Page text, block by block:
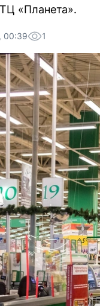
«Планета».
00:39 1